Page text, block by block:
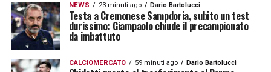
NEWS 23 minuti ago Dario Bartolucci
Testa a Cremonese Sampdoria, subito un test
durissimo: Giampaolo chiude il precampionato
da imbattuto
CALCIOMERCATO 59 minuti ago Dario Bartolucci